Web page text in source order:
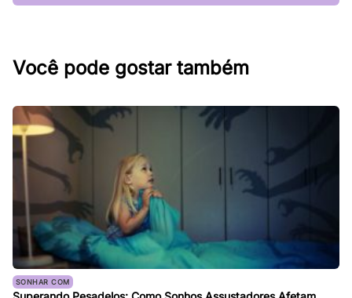
Você pode gostar também
SONHAR COM